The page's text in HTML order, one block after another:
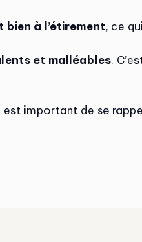
à l’étirement, ce
et malléables.
est important de se